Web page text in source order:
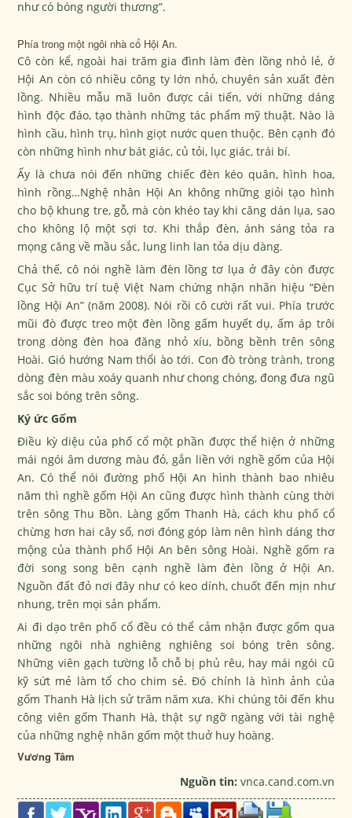
như có bóng người thương”.
Phía trong một ngôi nhà cổ Hội An.
Cô còn kể, ngoài hai trăm gia đình làm đèn lồng nhỏ lẻ, ở
Hội An còn có nhiều công ty lớn nhỏ, chuyên sản xuất đèn
lồng. Nhiều mẫu mã luôn được cải tiến, với những dáng
hình độc đáo, tạo thành những tác phẩm mỹ thuật. Nào là
hình cầu, hình trụ, hình giọt nước quen thuộc. Bên cạnh đó
còn những hình như bát giác, củ tỏi, lục giác, trái bí.
Ấy là chưa nói đến những chiếc đèn kéo quân, hình hoa,
hình rồng…Nghệ nhân Hội An không những giỏi tạo hình
cho bộ khung tre, gỗ, mà còn khéo tay khi căng dán lụa, sao
cho không lộ một sợi tơ. Khi thắp đèn, ánh sáng tỏa ra
mọng căng về mầu sắc, lung linh lan tỏa dịu dàng.
Chả thế, cô nói nghề làm đèn lồng tơ lụa ở đây còn được
Cục Sở hữu trí tuệ Việt Nam chứng nhận nhãn hiệu “Đèn
lồng Hội An” (năm 2008). Nói rồi cô cười rất vui. Phía trước
mũi đò được treo một đèn lồng gấm huyết dụ, ấm áp trôi
trong dòng đèn hoa đăng nhỏ xíu, bồng bềnh trên sông
Hoài. Gió hướng Nam thổi ào tới. Con đò tròng trành, trong
dòng đèn màu xoáy quanh như chong chóng, đong đưa ngũ
sắc soi bóng trên sông.
Ký ức Gốm
Điều kỳ diệu của phố cổ một phần được thể hiện ở những
mái ngói âm dương màu đỏ, gắn liền với nghề gốm của Hội
An. Có thể nói đường phố Hội An hình thành bao nhiêu
năm thì nghề gốm Hội An cũng được hình thành cùng thời
trên sông Thu Bồn. Làng gốm Thanh Hà, cách khu phố cổ
chừng hơn hai cây số, nơi đóng góp làm nên hình dáng thơ
mộng của thành phố Hội An bên sông Hoài. Nghề gốm ra
đời song song bên cạnh nghề làm đèn lồng ở Hội An.
Nguồn đất đỏ nơi đây như có keo dính, chuốt đến mịn như
nhung, trên mọi sản phẩm.
Ai đi dạo trên phố cổ đều có thể cảm nhận được gốm qua
những ngôi nhà nghiêng nghiêng soi bóng trên sông.
Những viên gạch tường lỗ chỗ bị phủ rêu, hay mái ngói cũ
kỹ sứt mẻ làm tổ cho chim sẻ. Đó chính là hình ảnh của
gốm Thanh Hà lịch sử trăm năm xưa. Khi chúng tôi đến khu
công viên gốm Thanh Hà, thật sự ngỡ ngàng với tài nghệ
của những nghệ nhân gốm một thuở huy hoàng.
Vương Tâm
Nguồn tin: vnca.cand.com.vn